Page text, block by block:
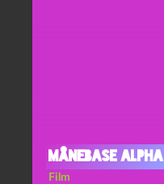
Månebase Alpha
Film